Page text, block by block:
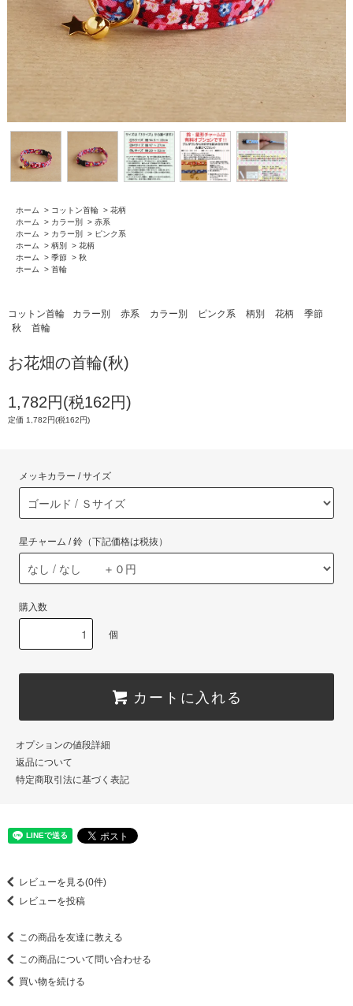
ホーム > コットン首輪 > 花柄
ホーム
> カラー別 > 赤系
ホーム
> カラー別 > ピンク系
ホーム
> 柄別 > 花柄
ホーム
> 季節 > 秋
ホーム
> 首輪
コットン首輪 カラー別 赤系 カラー別 ピンク系 柄別 花柄
季節
秋
首輪
お花畑の首輪(秋)
1,782円(税162円)
定価 1,782円(税162円)
メッキカラー / サイズ
星チャーム / 鈴（下記価格は税抜）
購入数
個
カートに入れる
オプションの値段詳細
返品について
特定商取引法に基づく表記
レビューを見る(0件)
レビューを投稿
この商品を友達に教える
この商品について問い合わせる
買い物を続ける